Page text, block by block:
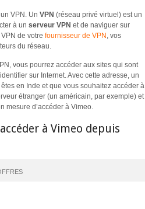
VPN. Un VPN (réseau privé virtuel) est un
à un serveur VPN et de naviguer sur
de votre fournisseur de VPN , vos
du réseau.
vous pourrez accéder aux sites qui sont
sur Internet. Avec cette adresse, un
en Inde et que vous souhaitez accéder à
étranger (un américain, par exemple) et
mesure d’accéder à Vimeo.
à Vimeo depuis